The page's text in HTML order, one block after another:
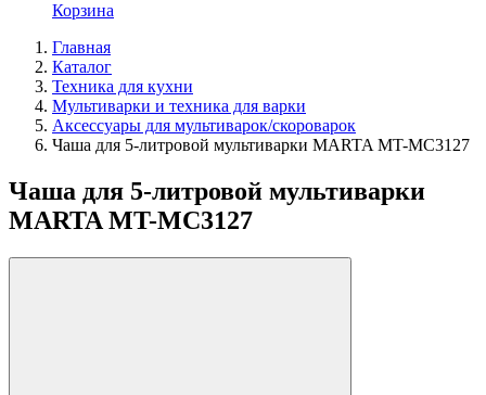
Корзина
Главная
Каталог
Техника для кухни
Мультиварки и техника для варки
Аксессуары для мультиварок/скороварок
Чаша для 5-литровой мультиварки MARTA MT-MC3127
Чаша для 5-литровой мультиварки
MARTA MT-MC3127